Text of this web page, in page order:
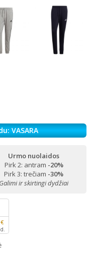
VASARA
Urmo nuolaidos
Pirk 2: antram -20%
Pirk 3: trečiam -30%
Galimi ir skirtingi dydžiai